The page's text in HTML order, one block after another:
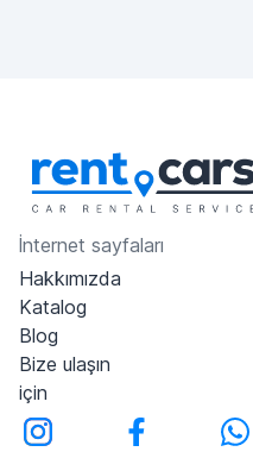
İnternet sayfaları
Hakkımızda
Katalog
Blog
Bize ulaşın
için